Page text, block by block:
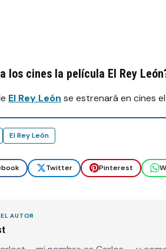
los cines la película El Rey
El Rey León se estrenará en cines el
El Rey León
Twitter Pinterest
AUTOR